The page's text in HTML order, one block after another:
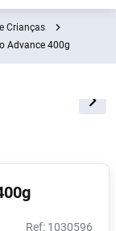
Crianças
Advance 400g
: 1030596